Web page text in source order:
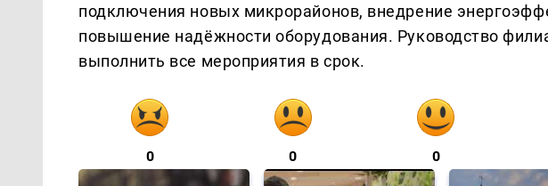
подключения новых микрорайонов, внедрение
повышение надёжности оборудования. Руководство
выполнить все мероприятия в срок.
0 0 0